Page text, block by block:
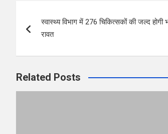
o
o
k
A
p
t
navigation
स्वास्थ्य विभाग में 276 चिकित्सकों की जल्द होगी
रावत
Related Posts